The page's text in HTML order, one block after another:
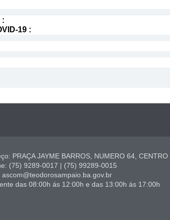
:​
19 :​
PRAÇA JAYME BARROS, NUMERO 64,
(75) 9289-0017 | (75) 99289-0015
ascom@teodorosampaio.ba.gov.br
das 08:00h ás 12:00h e das 13:00h ás 17:00h